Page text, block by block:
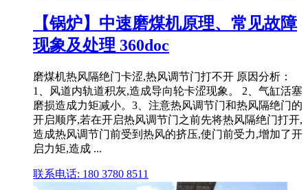
【锅炉】中速磨煤机原理、常见故障
现象及处理 360doc
磨煤机热风隔绝门卡涩,热风调节门打不开 原因分析：
1、风道内轨道积灰,造成导向轮卡涩现象。 2、气缸活塞
磨损造成力矩减小。3、注意热风调节门和热风隔绝门的
开启顺序,若在开启热风调节门之前先将热风隔绝门打开,
造成热风调节门前受到热风的挤压,使门前受力,增加了开
启力矩,造成 ...
联系电话: 180 3780 8511